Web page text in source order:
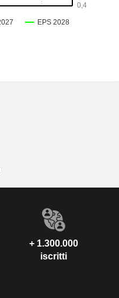
+ 1.300.000
iscritti